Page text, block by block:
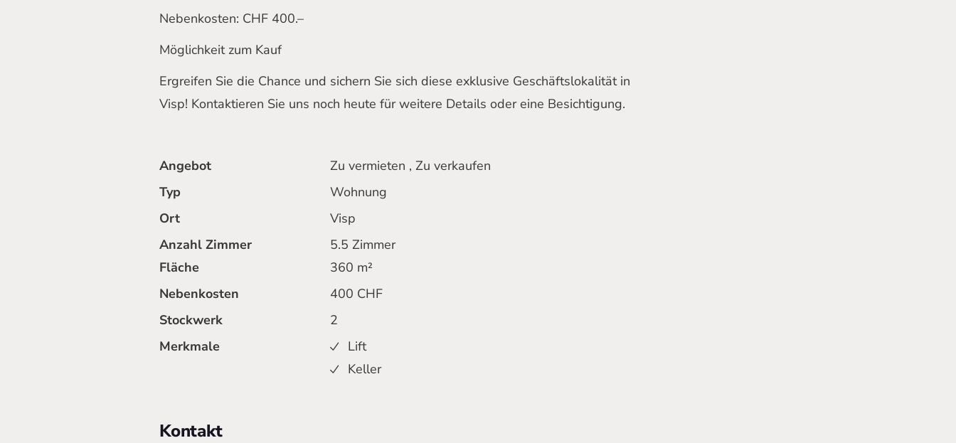
Nebenkosten: CHF 400.–
Möglichkeit zum Kauf
Ergreifen Sie die Chance und sichern Sie sich diese exklusive Geschäftslokalität in
Visp! Kontaktieren Sie uns noch heute für weitere Details oder eine Besichtigung.
Angebot Zu vermieten , Zu verkaufen
Typ
Wohnung
Ort
Visp
Anzahl Zimmer
5.5 Zimmer
Fläche
360 m²
Nebenkosten
400 CHF
Stockwerk
2
Merkmale
Lift
Keller
Kontakt